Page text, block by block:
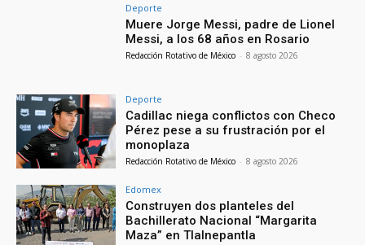
Deporte
Muere Jorge Messi, padre de Lionel
Messi, a los 68 años en Rosario
Redacción Rotativo de México - 8 agosto 2026
Deporte
Cadillac niega conflictos con Checo
Pérez pese a su frustración por el
monoplaza
Redacción Rotativo de México - 8 agosto 2026
Edomex
Construyen dos planteles del
Bachillerato Nacional “Margarita
Maza” en Tlalnepantla